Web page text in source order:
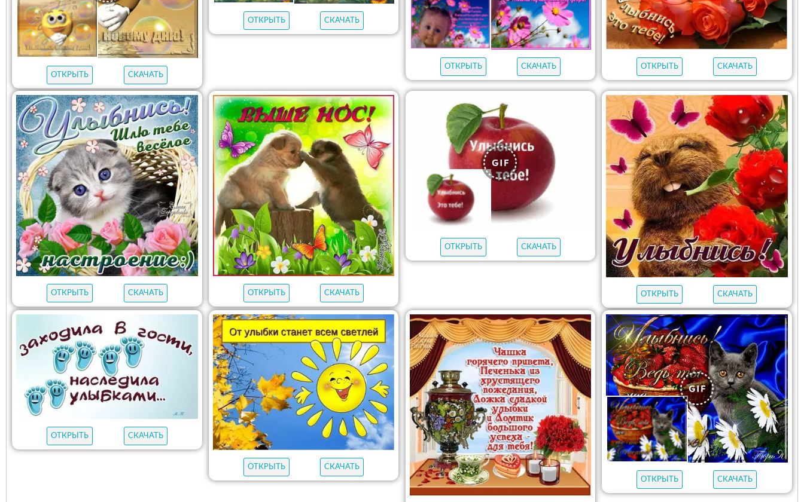
ОТКРЫТЬ СКАЧАТЬ
ОТКРЫТЬ СКАЧАТЬ
ОТКРЫТЬ СКАЧАТЬ ОТКРЫТЬ СКАЧАТЬ
ОТКРЫТЬ СКАЧАТЬ ОТКРЫТЬ СКАЧАТЬ
ОТКРЫТЬ СКАЧАТЬ
ОТКРЫТЬ СКАЧАТЬ
ОТКРЫТЬ СКАЧАТЬ
ОТКРЫТЬ СКАЧАТЬ
ОТКРЫТЬ СКАЧАТЬ